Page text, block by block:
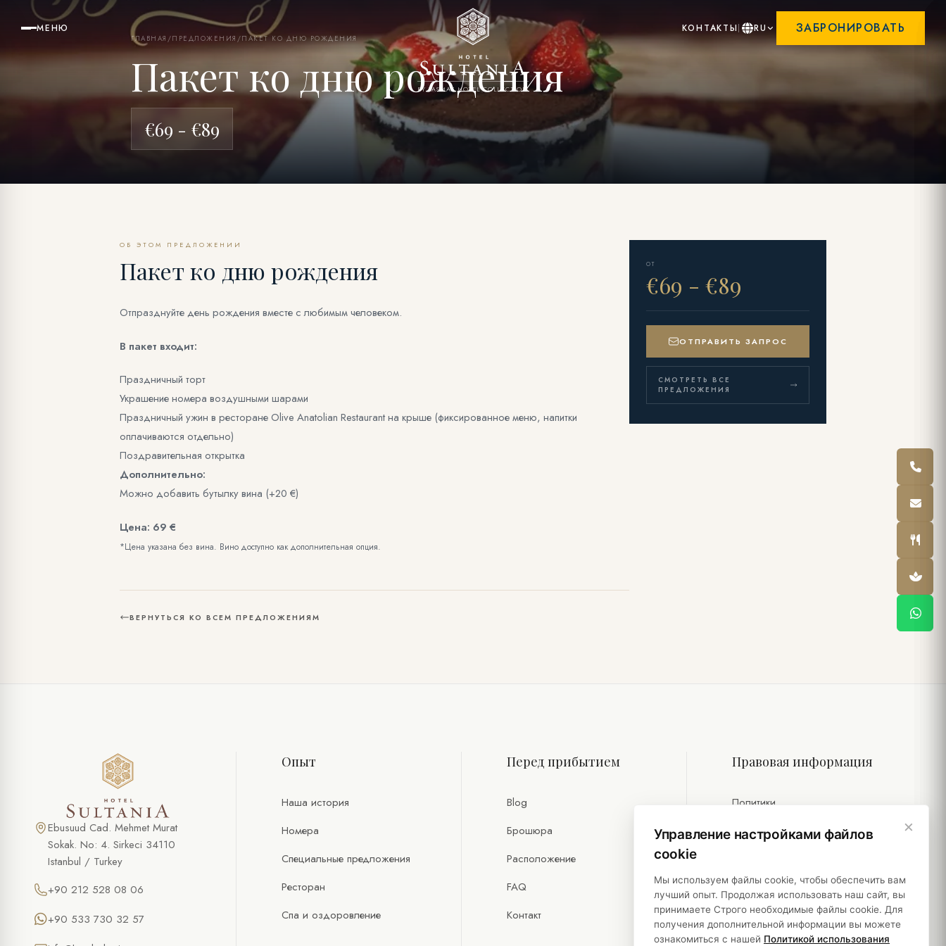
МЕНЮ
BY YASMAK HOTEL COLLECTION
КОНТАКТЫ RU ЗАБРОНИРОВАТЬ
ГЛАВНАЯ /ПРЕДЛОЖЕНИЯ /ПАКЕТ КО ДНЮ РОЖДЕНИЯ
Пакет ко дню рождения
€69 - €89
ОБ ЭТОМ ПРЕДЛОЖЕНИИ
Пакет ко дню рождения
Отпразднуйте день рождения вместе с любимым человеком.
В пакет входит:
Праздничный торт
Украшение номера воздушными шарами
Праздничный ужин в ресторане Olive Anatolian Restaurant на крыше (фиксированное меню, напитки
оплачиваются отдельно)
Поздравительная открытка
Дополнительно:
Можно добавить бутылку вина (+20 €)
Цена: 69 €
*Цена указана без вина. Вино доступно как дополнительная опция.
ВЕРНУТЬСЯ КО ВСЕМ ПРЕДЛОЖЕНИЯМ
ОТ
€69 - €89
ОТПРАВИТЬ ЗАПРОС
СМОТРЕТЬ ВСЕ
ПРЕДЛОЖЕНИЯ
ЭЛ. ПОЧТА *
ЖЕЛАЕМАЯ ДАТА
Ebusuud Cad. Mehmet Murat
Sokak. No: 4. Sirkeci 34110
Istanbul / Turkey
+90 212 528 08 06
+90 533 730 32 57
Опыт
Наша история
Номера
Специальные предложения
Ресторан
Спа и оздоровление
Перед прибытием
Blog
Брошюра
Расположение
FAQ
Контакт
Правовая информация
Политики
Устойчивость
×
Управление настройками файлов
cookie
Мы используем файлы cookie, чтобы обеспечить вам
лучший опыт. Продолжая использовать наш сайт, вы
принимаете Строго необходимые файлы cookie. Для
получения дополнительной информации вы можете
ознакомиться с нашей Политикой использования